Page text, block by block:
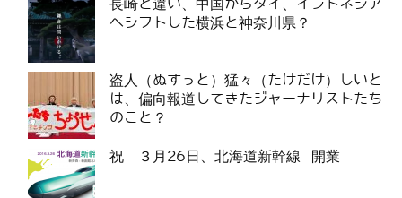
長崎と違い、中国からタイ、インドネシア
へシフトした横浜と神奈川県？
盗人（ぬすっと）猛々（たけだけ）しいと
は、偏向報道してきたジャーナリストたち
のこと？
祝 ３月26日、北海道新幹線 開業